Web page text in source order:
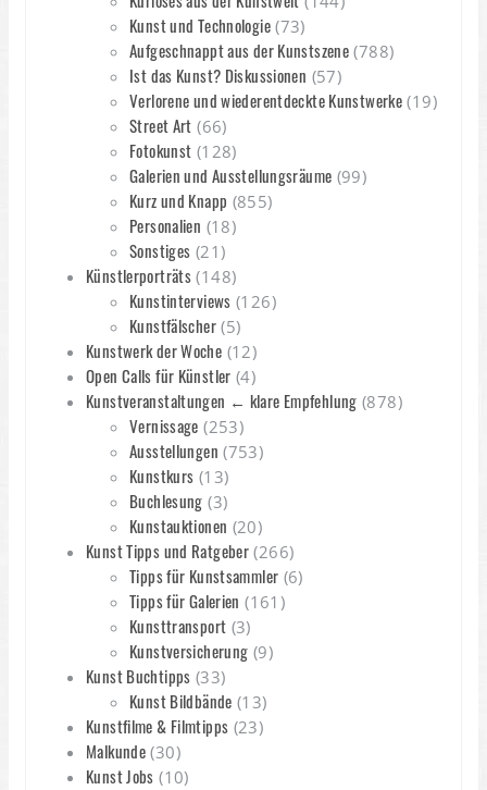
Kunst und Technologie(73)
Aufgeschnappt aus der Kunstszene (788)
Ist das Kunst? Diskussionen (57)
Verlorene und wiederentdeckte Kunstwerke (19)
Street Art (66)
Fotokunst (128)
Galerien und Ausstellungsräume (99)
Kurz und Knapp (855)
Personalien (18)
Sonstiges (21)
Künstlerporträts (148)
Kunstinterviews (126)
Kunstfälscher(5)
Kunstwerk der Woche (12)
Open Calls für Künstler (4)
Kunstveranstaltungen ← klare Empfehlung (878)
Vernissage (253)
Ausstellungen (753)
Kunstkurs (13)
Buchlesung (3)
Kunstauktionen (20)
Kunst Tipps und Ratgeber (266)
Tipps für Kunstsammler (6)
Tipps für Galerien (161)
Kunsttransport (3)
Kunstversicherung (9)
Kunst Buchtipps (33)
Kunst Bildbände (13)
Kunstfilme & Filmtipps (23)
Malkunde (30)
Kunst Jobs (10)